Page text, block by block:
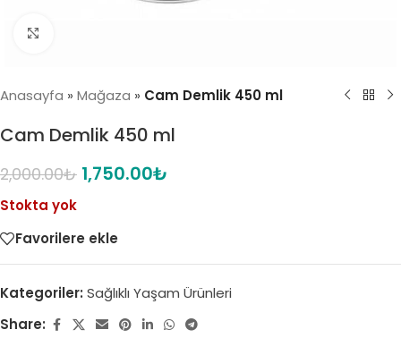
Anasayfa » Mağaza » Cam Demlik 450 ml
Cam Demlik 450 ml
2,000.00₺ 1,750.00₺
Stokta yok
Favorilere ekle
Kategoriler: Sağlıklı Yaşam Ürünleri
Share: